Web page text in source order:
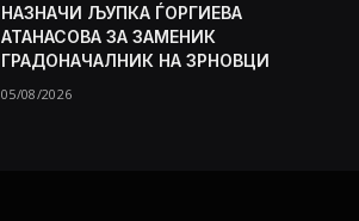
НАЗНАЧИ ЉУПКА ЃОРГИЕВА
АТАНАСОВА ЗА ЗАМЕНИК
ГРАДОНАЧАЛНИК НА ЗРНОВЦИ
05/08/2026